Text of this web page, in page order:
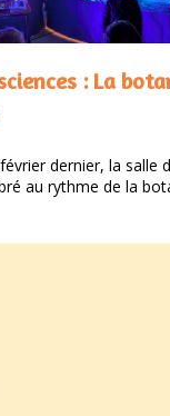
: La
dernier, la salle
au rythme de la